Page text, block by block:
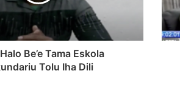
Be’e Tama Eskola
Tolu Iha Dili